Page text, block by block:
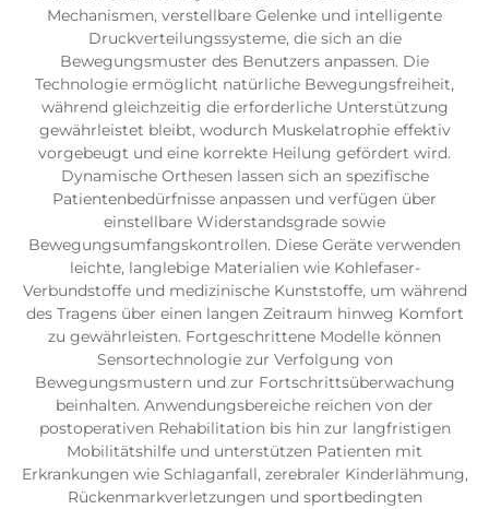
Mechanismen, verstellbare Gelenke und intelligente
Druckverteilungssysteme, die sich an die
Bewegungsmuster des Benutzers anpassen. Die
Technologie ermöglicht natürliche Bewegungsfreiheit,
während gleichzeitig die erforderliche Unterstützung
gewährleistet bleibt, wodurch Muskelatrophie effektiv
vorgebeugt und eine korrekte Heilung gefördert wird.
Dynamische Orthesen lassen sich an spezifische
Patientenbedürfnisse anpassen und verfügen über
einstellbare Widerstandsgrade sowie
Bewegungsumfangskontrollen. Diese Geräte verwenden
leichte, langlebige Materialien wie Kohlefaser-
Verbundstoffe und medizinische Kunststoffe, um während
des Tragens über einen langen Zeitraum hinweg Komfort
zu gewährleisten. Fortgeschrittene Modelle können
Sensortechnologie zur Verfolgung von
Bewegungsmustern und zur Fortschrittsüberwachung
beinhalten. Anwendungsbereiche reichen von der
postoperativen Rehabilitation bis hin zur langfristigen
Mobilitätshilfe und unterstützen Patienten mit
Erkrankungen wie Schlaganfall, zerebraler Kinderlähmung,
Rückenmarkverletzungen und sportbedingten